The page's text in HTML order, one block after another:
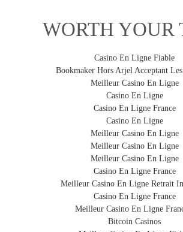
Anonyme:le personnel
Permanent et flexible :pas besoin
nouvelle étiquette à chaque fois que
changez de valise.
parce que votre étiquette fait
de la housse, elle ne peut pas être arrachée.
une preuve visible de
Conforme aux lois locales : de nombreux
gares, transporteurs, compagnies
l'identification obligatoire des bagages.
INTELLIGENTE
système de traçabilité intégré
retrouver votre valise.
SIMPLE
La housse se met ou s’enlève en 30
WORTH YOUR
Casino En Ligne Fiable
Bookmaker Hors Arjel Acceptant
Meilleur Casino En Ligne
Casino En Ligne
Casino En Ligne France
Casino En Ligne
Meilleur Casino En Ligne
Meilleur Casino En Ligne
Meilleur Casino En Ligne
Casino En Ligne France
Meilleur Casino En Ligne Retrait
Casino En Ligne France
Meilleur Casino En Ligne
Bitcoin Casinos